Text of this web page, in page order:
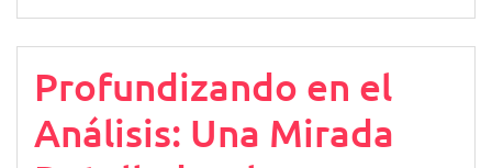
Profundizando en el
Análisis: Una Mirada